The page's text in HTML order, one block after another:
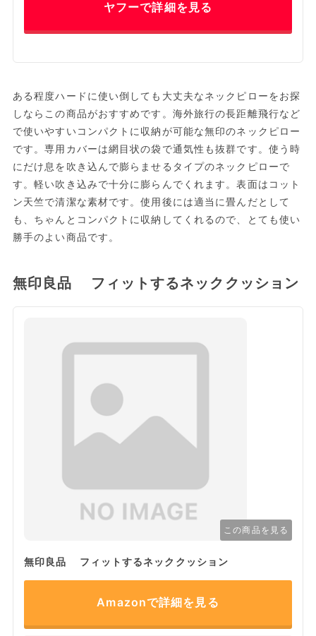
ヤフーで詳細を見る
ある程度ハードに使い倒しても大丈夫なネックピローをお探
しならこの商品がおすすめです。海外旅行の長距離飛行など
で使いやすいコンパクトに収納が可能な無印のネックピロー
です。専用カバーは網目状の袋で通気性も抜群です。使う時
にだけ息を吹き込んで膨らませるタイプのネックピローで
す。軽い吹き込みで十分に膨らんでくれます。表面はコット
ン天竺で清潔な素材です。使用後には適当に畳んだとして
も、ちゃんとコンパクトに収納してくれるので、とても使い
勝手のよい商品です。
無印良品 フィットするネッククッション
この商品を見る
無印良品 フィットするネッククッション
Amazonで詳細を見る